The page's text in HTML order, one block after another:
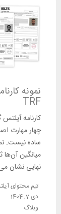
TRF
کارنامه
چهار مهارت
ساده نیست.
میانگین
نهایی نشان
تیم محتوای
دی 7, 1404
وبلاگ